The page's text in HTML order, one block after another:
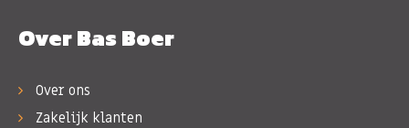
Over Bas Boer
Over ons
Zakelijk klanten